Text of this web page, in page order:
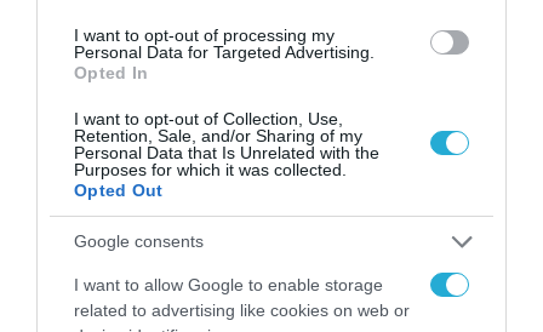
I want to opt-out of processing my
Personal Data for Targeted Advertising.
Opted In
I want to opt-out of Collection, Use,
Retention, Sale, and/or Sharing of my
Personal Data that Is Unrelated with the
Purposes for which it was collected.
Opted Out
Google consents
I want to allow Google to enable storage
related to advertising like cookies on web or